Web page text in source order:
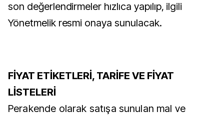
son değerlendirmeler hızlıca yapılıp, ilgili
Yönetmelik resmi onaya sunulacak.
FİYAT ETİKETLERİ, TARİFE VE FİYAT
LİSTELERİ
Perakende olarak satışa sunulan mal ve